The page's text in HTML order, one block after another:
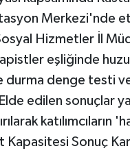
Merkezi'nde
Hizmetler İl
eşliğinde
durma denge testi
Elde edilen sonuçlar
Sonuç